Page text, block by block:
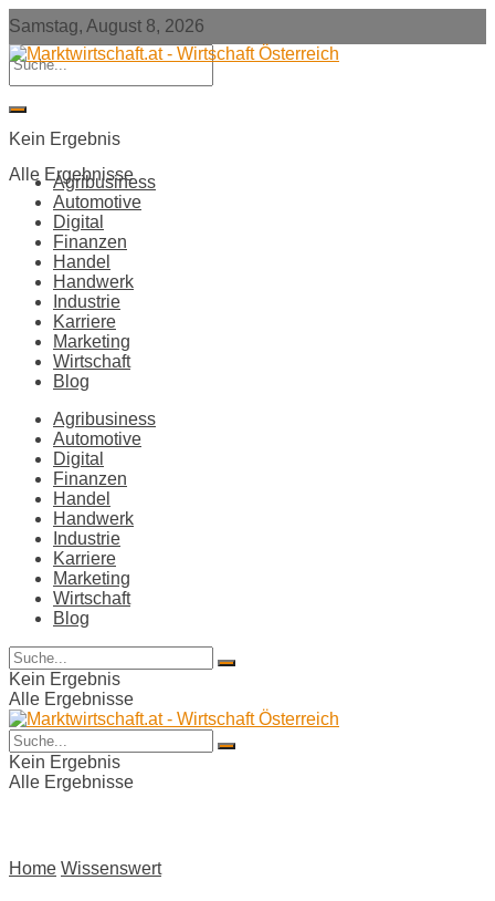
Samstag, August 8, 2026
Kein Ergebnis
Alle Ergebnisse
Agribusiness
Automotive
Digital
Finanzen
Handel
Handwerk
Industrie
Karriere
Marketing
Wirtschaft
Blog
Agribusiness
Automotive
Digital
Finanzen
Handel
Handwerk
Industrie
Karriere
Marketing
Wirtschaft
Blog
Kein Ergebnis
Alle Ergebnisse
Kein Ergebnis
Alle Ergebnisse
Home Wissenswert